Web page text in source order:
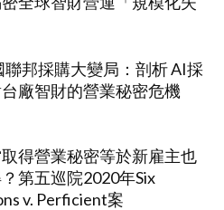
聯邦採購大變局：剖析 AI採
廠智財的營業秘密危機
得營業秘密等於新雇主也
第五巡院2020年Six
v. Perficient案